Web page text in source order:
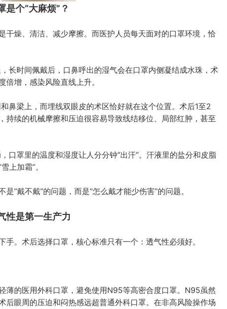
是个“大麻烦”？
燥、清洁、减少摩擦。而医护人员每天面对的口罩环境，恰
时间佩戴后，口鼻呼出的湿气会在口罩内侧凝结成水珠，术
增，感染风险直线上升。
梁上，而埋线双眼皮的术区恰好就在这个位置。术后1至2
持续的机械摩擦和压迫很容易导致线结移位、局部红肿，甚至
罩里的温度和湿度让人分分钟“出汗”。汗液里的盐分和皮脂
上加霜”。
戴不戴”的问题，而是“怎么戴才能少伤害”的问题。
是第一生产力
。术后选择口罩，核心标准只有一个：透气性必须好。
的医用外科口罩，避免使用N95等高密合度口罩。N95虽然
后眼周的压迫和闷热感远超普通外科口罩。在非高风险操作场